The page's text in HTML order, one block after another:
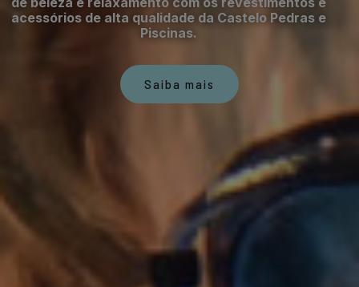
acessórios de alta qualidade da Castelo Pedras e
Piscinas.
Saiba mais